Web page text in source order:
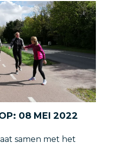
08 MEI 2022
samen met het